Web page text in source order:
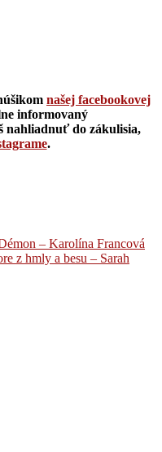
našej facebookovej
informovaný
nahliadnuť do zákulisia,
.
– Karolína Francová
z hmly a besu – Sarah